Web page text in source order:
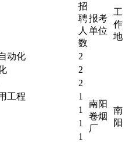
招
聘
人
数
报考
单位
工
作
地
动化 2
南阳
卷烟
厂
南
阳
2
2
工程
1
1
1
1